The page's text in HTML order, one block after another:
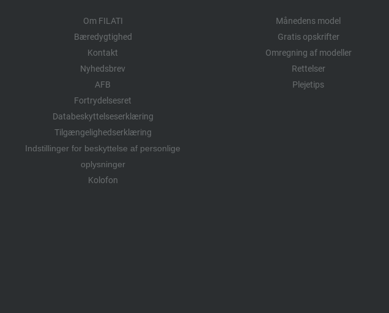
Om FILATI
Bæredygtighed
Kontakt
Nyhedsbrev
AFB
Fortrydelsesret
Databeskyttelseserklæring
Tilgængelighedserklæring
Indstillinger for beskyttelse af personlige
oplysninger
Kolofon
Månedens model
Gratis opskrifter
Omregning af modeller
Rettelser
Plejetips